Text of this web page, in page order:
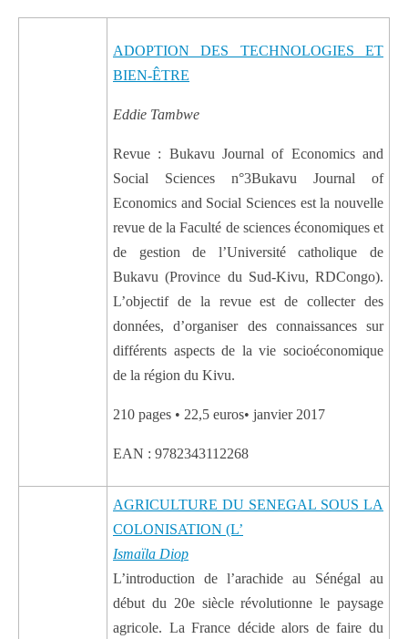
ADOPTION DES TECHNOLOGIES ET
BIEN-ÊTRE
Eddie Tambwe
Revue : Bukavu Journal of Economics and
Social Sciences n°3Bukavu Journal of
Economics and Social Sciences est la nouvelle
revue de la Faculté de sciences économiques et
de gestion de l’Université catholique de
Bukavu (Province du Sud-Kivu, RDCongo).
L’objectif de la revue est de collecter des
données, d’organiser des connaissances sur
différents aspects de la vie socioéconomique
de la région du Kivu.
210 pages • 22,5 euros• janvier 2017
EAN : 9782343112268
AGRICULTURE DU SENEGAL SOUS LA
COLONISATION (L’
Ismaïla Diop
L’introduction de l’arachide au Sénégal au
début du 20e siècle révolutionne le paysage
agricole. La France décide alors de faire du